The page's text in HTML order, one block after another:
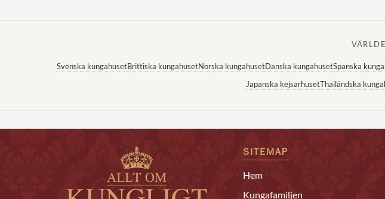
Svenska kungahusetBrittiska kungahusetNorska kungahusetDanska kungahusetSpanska
Japanska kejsarhusetThailändska
SITEMAP
Hem
Kungafamiljen